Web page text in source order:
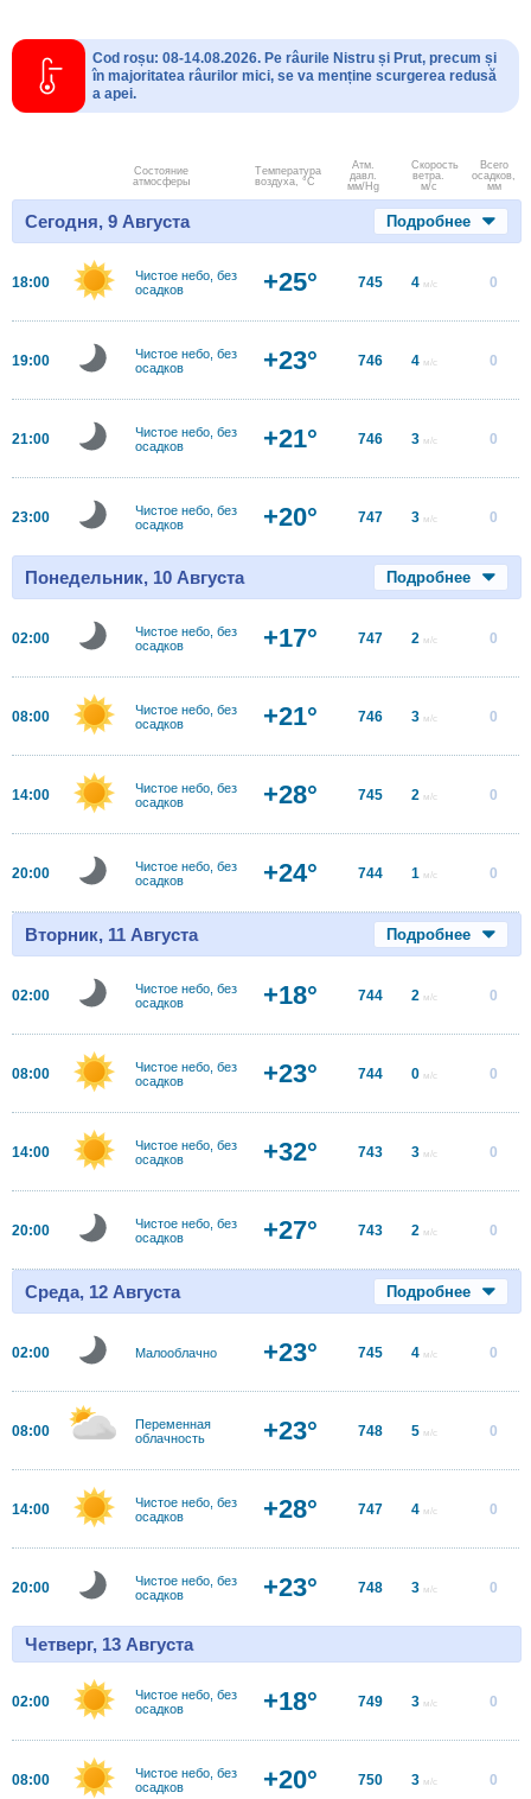
Cod roșu: 08-14.08.2026. Pe râurile Nistru și Prut, precum și
în majoritatea râurilor mici, se va menține scurgerea redusă
a apei.
Состояние
атмосферы
Температура
воздуха, °C
Атм.
давл.
мм/Hg
Скорость
ветра.
м/с
Всего
осадков,
мм
Сегодня, 9 Августа Подробнее
18:00
Чистое небо, без
осадков
+25° 745 4 м/с 0
19:00
Чистое небо, без
осадков
+23° 746 4 м/с 0
21:00
Чистое небо, без
осадков
+21° 746 3 м/с 0
23:00
Чистое небо, без
осадков
+20° 747 3 м/с 0
Понедельник, 10 Августа Подробнее
02:00
Чистое небо, без
осадков
+17° 747 2 м/с 0
08:00
Чистое небо, без
осадков
+21° 746 3 м/с 0
14:00
Чистое небо, без
осадков
+28° 745 2 м/с 0
20:00
Чистое небо, без
осадков
+24° 744 1 м/с 0
Вторник, 11 Августа Подробнее
02:00
Чистое небо, без
осадков
+18° 744 2 м/с 0
08:00
Чистое небо, без
осадков
+23° 744 0 м/с 0
14:00
Чистое небо, без
осадков
+32° 743 3 м/с 0
20:00
Чистое небо, без
осадков
+27° 743 2 м/с 0
Среда, 12 Августа Подробнее
02:00 Малооблачно +23° 745 4 м/с 0
08:00
Переменная
облачность
+23° 748 5 м/с 0
14:00
Чистое небо, без
осадков
+28° 747 4 м/с 0
20:00
Чистое небо, без
осадков
+23° 748 3 м/с 0
Четверг, 13 Августа
02:00
Чистое небо, без
осадков
+18° 749 3 м/с 0
08:00
Чистое небо, без
осадков
+20° 750 3 м/с 0